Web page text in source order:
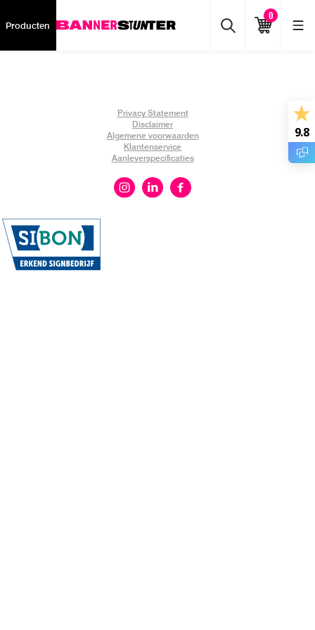
Producten
0
Privacy Statement
Disclaimer
Algemene voorwaarden
Klantenservice
Aanleverspecificaties
9.8